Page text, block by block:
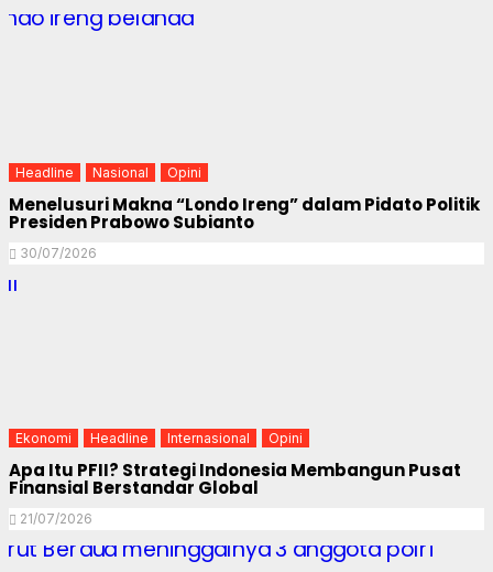
Headline Nasional Opini
Menelusuri Makna “Londo Ireng” dalam Pidato Politik
Presiden Prabowo Subianto
30/07/2026
Ekonomi Headline Internasional Opini
Apa Itu PFII? Strategi Indonesia Membangun Pusat
Finansial Berstandar Global
21/07/2026